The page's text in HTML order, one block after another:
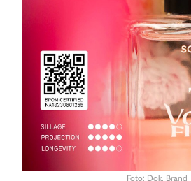
Foto: Dok. Brand